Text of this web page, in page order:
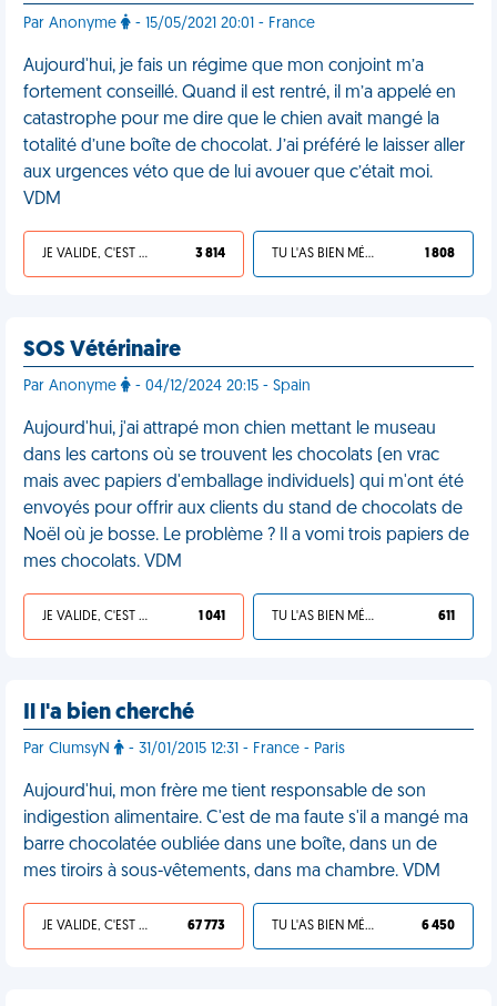
Par Anonyme - 15/05/2021 20:01 - France
Aujourd'hui, je fais un régime que mon conjoint m’a
fortement conseillé. Quand il est rentré, il m’a appelé en
catastrophe pour me dire que le chien avait mangé la
totalité d’une boîte de chocolat. J’ai préféré le laisser aller
aux urgences véto que de lui avouer que c’était moi.
VDM
JE VALIDE, C'EST UNE VDM 3 814 TU L'AS BIEN MÉRITÉ 1 808
SOS Vétérinaire
Par Anonyme - 04/12/2024 20:15 - Spain
Aujourd'hui, j'ai attrapé mon chien mettant le museau
dans les cartons où se trouvent les chocolats (en vrac
mais avec papiers d'emballage individuels) qui m'ont été
envoyés pour offrir aux clients du stand de chocolats de
Noël où je bosse. Le problème ? Il a vomi trois papiers de
mes chocolats. VDM
JE VALIDE, C'EST UNE VDM 1 041 TU L'AS BIEN MÉRITÉ 611
Il l'a bien cherché
Par ClumsyN - 31/01/2015 12:31 - France - Paris
Aujourd'hui, mon frère me tient responsable de son
indigestion alimentaire. C'est de ma faute s'il a mangé ma
barre chocolatée oubliée dans une boîte, dans un de
mes tiroirs à sous-vêtements, dans ma chambre. VDM
JE VALIDE, C'EST UNE VDM 67 773 TU L'AS BIEN MÉRITÉ 6 450